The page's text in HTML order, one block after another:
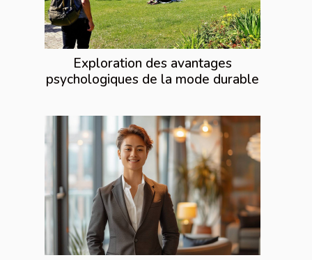
Exploration des avantages
psychologiques de la mode durable